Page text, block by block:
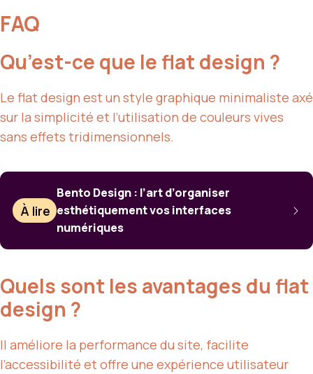
FAQ
Qu’est-ce que le flat design ?
Le flat design est un style graphique minimaliste axé
sur la simplicité et l’utilisation de couleurs vives
sans effets tridimensionnels.
À lire
Bento Design : l’art d’organiser
esthétiquement vos interfaces
numériques
Quels sont les avantages du flat
design ?
Il améliore la performance du site, facilite
l’accessibilité et offre une expérience utilisateur